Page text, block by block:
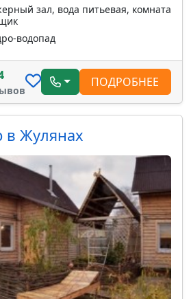
зал, вода питьевая, комната
водопад
ПОДРОБНЕЕ
в Жулянах